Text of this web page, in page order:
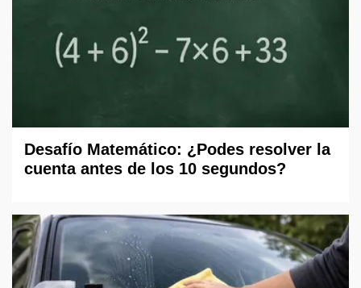
Desafío Matemático: ¿Podes resolver la
cuenta antes de los 10 segundos?